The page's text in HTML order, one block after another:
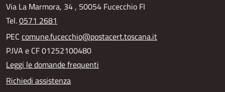
Via La Marmora, 34 , 50054 Fucecchio FI
Tel.0571 2681
PEC comune.fucecchio@postacert.toscana.it
P.IVA e CF 01252100480
Leggi le domande frequenti
Richiedi assistenza